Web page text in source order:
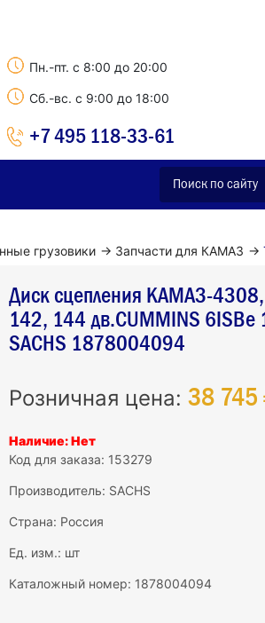
Пн.-пт. с 8:00 до 20:00
Сб.-вс. с 9:00 до 18:00
+7 495 118-33-61
грузовики → Запчасти для КАМАЗ →
Диск сцепления КАМАЗ-
142, 144 дв.CUMMINS
SACHS 1878004094
Розничная цена: 38 745
Наличие: Нет
Код для заказа: 153279
Производитель: SACHS
Страна: Россия
Ед. изм.: шт
Каталожный номер: 1878004094